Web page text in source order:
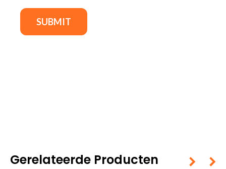
Gerelateerde Producten